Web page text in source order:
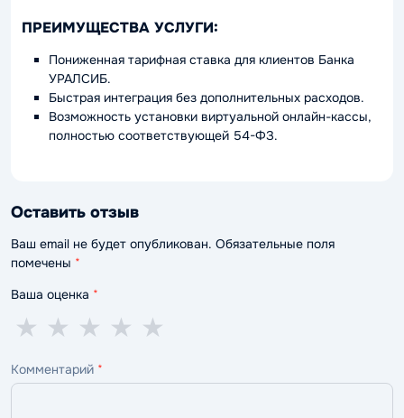
ПРЕИМУЩЕСТВА УСЛУГИ:
Пониженная тарифная ставка для клиентов Банка
УРАЛСИБ.
Быстрая интеграция без дополнительных расходов.
Возможность установки виртуальной онлайн-кассы,
полностью соответствующей 54-ФЗ.
Оставить отзыв
Ваш email не будет опубликован. Обязательные поля
помечены *
Ваша оценка *
5
—
★
4
—
★
3
—
★
2
—
★
1
—
★
Комментарий *